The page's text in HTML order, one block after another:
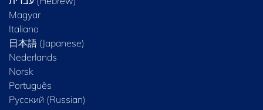
Magyar
Italiano
日本語 (Japanese)
Nederlands
Norsk
Português
Русский (Russian)